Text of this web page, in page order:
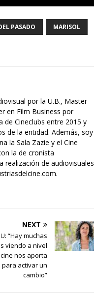
PASADO MARISOL
por la U.B., Master
en Film Business por
de Cineclubs entre 2015 y
de la entidad. Además, soy
la Sala Zazie y el Cine
la de cronista
realización de audiovisuales
NEXT
“Hay muchas
viendo a nivel
nos aporta
activar un
cambio”